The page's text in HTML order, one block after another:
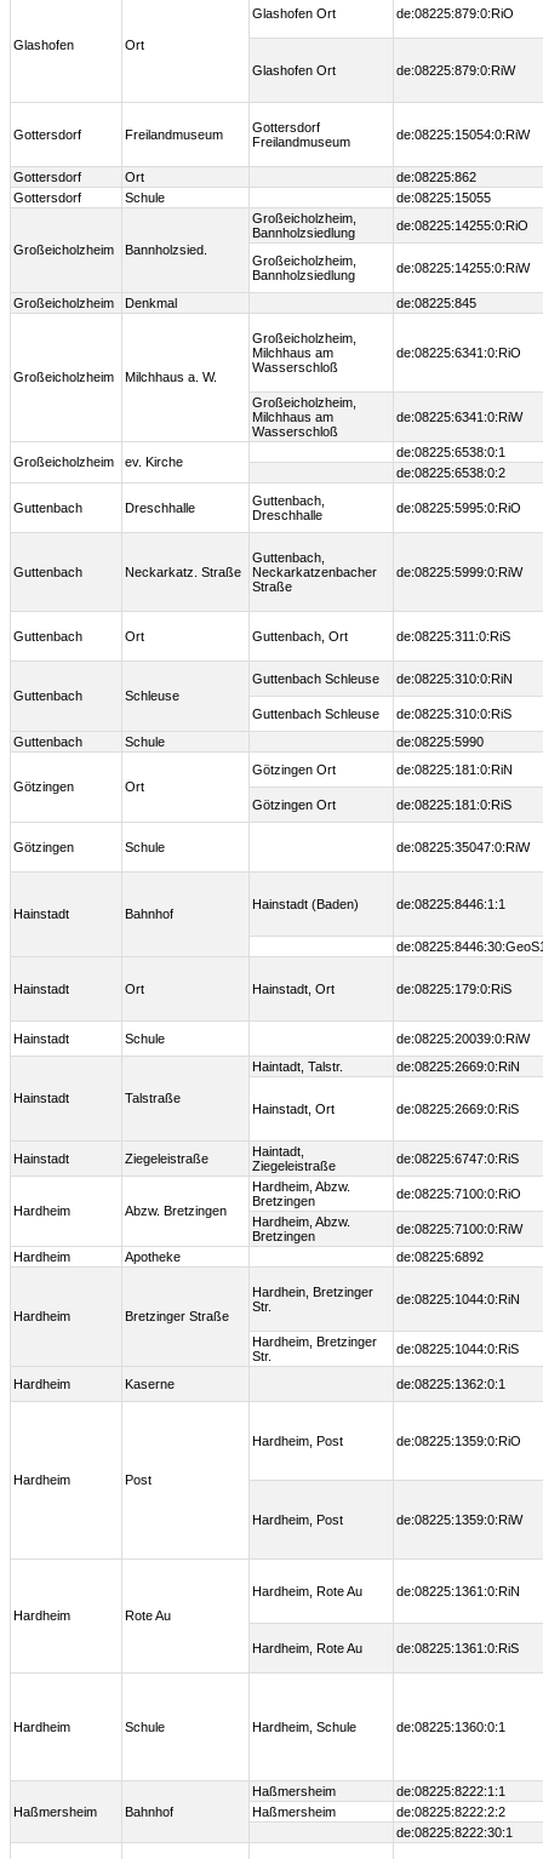
Glashofen Ort
Glashofen Ort de:08225:879:0:RiO
Glashofen Ort de:08225:879:0:RiW
Gottersdorf Freilandmuseum
Gottersdorf
Freilandmuseum
de:08225:15054:0:RiW
Gottersdorf Ort
de:08225:862
Gottersdorf
Schule de:08225:15055
Großeicholzheim Bannholzsied.
Großeicholzheim,
Bannholzsiedlung
de:08225:14255:0:RiO
Großeicholzheim,
Bannholzsiedlung
de:08225:14255:0:RiW
Großeicholzheim Denkmal de:08225:845
Großeicholzheim Milchhaus a. W.
Großeicholzheim,
Milchhaus am
Wasserschloß
de:08225:6341:0:RiO
Großeicholzheim,
Milchhaus am
Wasserschloß
de:08225:6341:0:RiW
Großeicholzheim ev. Kirche
de:08225:6538:0:1
de:08225:6538:0:2
Guttenbach Dreschhalle
Guttenbach,
Dreschhalle
de:08225:5995:0:RiO
Guttenbach Neckarkatz. Straße
Guttenbach,
Neckarkatzenbacher
Straße
de:08225:5999:0:RiW
Guttenbach Ort Guttenbach, Ort de:08225:311:0:RiS
Guttenbach Schleuse
Guttenbach Schleuse de:08225:310:0:RiN
Guttenbach Schleuse
de:08225:310:0:RiS
Guttenbach
Schule de:08225:5990
Götzingen Ort
Götzingen Ort de:08225:181:0:RiN
Götzingen Ort de:08225:181:0:RiS
Götzingen Schule de:08225:35047:0:RiW
Hainstadt Bahnhof
Hainstadt (Baden) de:08225:8446:1:1
Hainstadt Ort Hainstadt, Ort de:08225:179:0:RiS
Hainstadt Schule de:08225:20039:0:RiW
Hainstadt Talstraße
Haintadt, Talstr. de:08225:2669:0:RiN
Hainstadt, Ort de:08225:2669:0:RiS
Hainstadt Ziegeleistraße
Haintadt,
Ziegeleistraße
de:08225:6747:0:RiS
Hardheim Abzw. Bretzingen
Hardheim, Abzw.
Bretzingen
de:08225:7100:0:RiO
Hardheim, Abzw.
Bretzingen
de:08225:7100:0:RiW
Hardheim
Apotheke de:08225:6892
Hardheim Bretzinger Straße
Hardhein, Bretzinger
Str.
de:08225:1044:0:RiN
Hardheim, Bretzinger
Str.
de:08225:1044:0:RiS
Hardheim Kaserne de:08225:1362:0:1
Hardheim Post
Hardheim, Post de:08225:1359:0:RiO
Hardheim, Post de:08225:1359:0:RiW
Hardheim Rote Au
Hardheim, Rote Au de:08225:1361:0:RiN
Hardheim, Rote Au de:08225:1361:0:RiS
Hardheim Schule Hardheim, Schule de:08225:1360:0:1
Haßmersheim Bahnhof
Haßmersheim
de:08225:8222:1:1
Haßmersheim
de:08225:8222:2:2
de:08225:8222:30:1